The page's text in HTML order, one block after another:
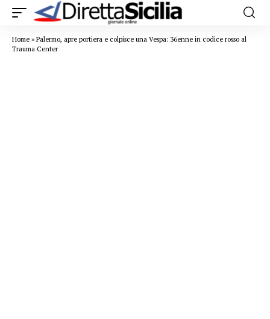
Home » Palermo, apre portiera e colpisce una Vespa: 36enne in codice rosso al
Trauma Center